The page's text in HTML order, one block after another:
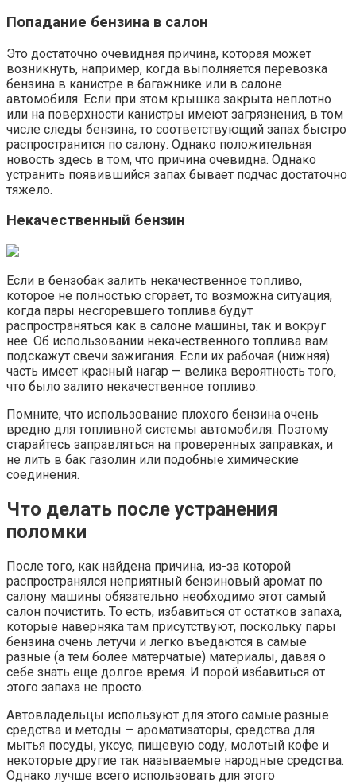
Попадание бензина в салон
Это достаточно очевидная причина, которая может
возникнуть, например, когда выполняется перевозка
бензина в канистре в багажнике или в салоне
автомобиля. Если при этом крышка закрыта неплотно
или на поверхности канистры имеют загрязнения, в том
числе следы бензина, то соответствующий запах быстро
распространится по салону. Однако положительная
новость здесь в том, что причина очевидна. Однако
устранить появившийся запах бывает подчас достаточно
тяжело.
Некачественный бензин
Если в бензобак залить некачественное топливо,
которое не полностью сгорает, то возможна ситуация,
когда пары несгоревшего топлива будут
распространяться как в салоне машины, так и вокруг
нее. Об использовании некачественного топлива вам
подскажут свечи зажигания. Если их рабочая (нижняя)
часть имеет красный нагар — велика вероятность того,
что было залито некачественное топливо.
Помните, что использование плохого бензина очень
вредно для топливной системы автомобиля. Поэтому
старайтесь заправляться на проверенных заправках, и
не лить в бак газолин или подобные химические
соединения.
Что делать после устранения
поломки
После того, как найдена причина, из-за которой
распространялся неприятный бензиновый аромат по
салону машины обязательно необходимо этот самый
салон почистить. То есть, избавиться от остатков запаха,
которые наверняка там присутствуют, поскольку пары
бензина очень летучи и легко въедаются в самые
разные (а тем более матерчатые) материалы, давая о
себе знать еще долгое время. И порой избавиться от
этого запаха не просто.
Автовладельцы используют для этого самые разные
средства и методы — ароматизаторы, средства для
мытья посуды, уксус, пищевую соду, молотый кофе и
некоторые другие так называемые народные средства.
Однако лучше всего использовать для этого